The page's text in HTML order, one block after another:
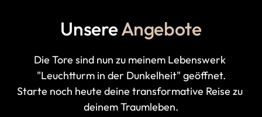
Unsere Angebote
Die Tore sind nun zu meinem
"Leuchtturm in der Dunkelheit" geöffnet.
Starte noch heute deine transformative Reise
deinem Traumleben.